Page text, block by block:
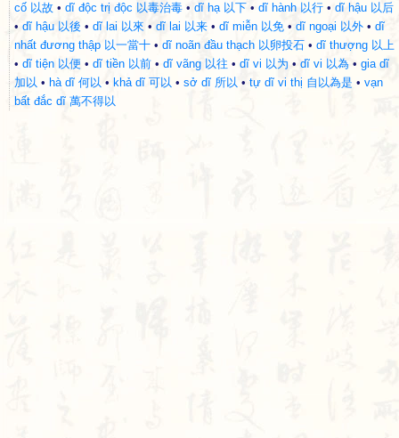
cố 以故 • dĩ độc trị độc 以毒治毒 • dĩ hạ 以下 • dĩ hành 以行 • dĩ hậu 以后
• dĩ hậu 以後 • dĩ lai 以來 • dĩ lai 以来 • dĩ miễn 以免 • dĩ ngoại 以外 • dĩ
nhất đương thập 以一當十 • dĩ noãn đầu thạch 以卵投石 • dĩ thượng 以上
• dĩ tiện 以便 • dĩ tiền 以前 • dĩ vãng 以往 • dĩ vi 以为 • dĩ vi 以為 • gia dĩ
加以 • hà dĩ 何以 • khả dĩ 可以 • sở dĩ 所以 • tự dĩ vi thị 自以為是 • vạn
bất đắc dĩ 萬不得以